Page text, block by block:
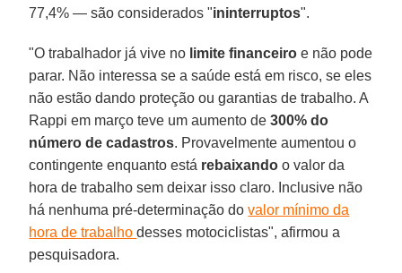
77,4% — são considerados "ininterruptos".
"O trabalhador já vive no limite financeiro e não pode
parar. Não interessa se a saúde está em risco, se eles
não estão dando proteção ou garantias de trabalho. A
Rappi em março teve um aumento de300% do
número de cadastros. Provavelmente aumentou o
contingente enquanto está rebaixando o valor da
hora de trabalho sem deixar isso claro. Inclusive não
há nenhuma pré-determinação dovalor mínimo da
hora de trabalhodesses motociclistas", afirmou a
pesquisadora.